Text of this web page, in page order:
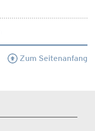
Zum Seitenanfang